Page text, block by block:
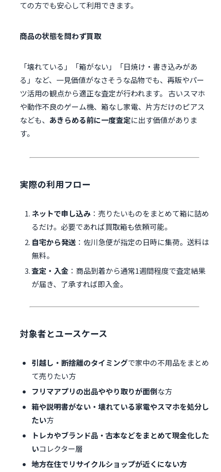
ての方でも安心して利用できます。
商品の状態を問わず買取
「壊れている」「箱がない」「日焼け・書き込みがあ
る」など、一見価値がなさそうな品物でも、再販やパー
ツ活用の観点から適正な査定が行われます。 古いスマホ
や動作不良のゲーム機、箱なし家電、片方だけのピアス
なども、 あきらめる前に一度査定に出す価値がありま
す。
実際の利用フロー
ネットで申し込み ：売りたいものをまとめて箱に詰め
るだけ。必要であれば買取箱も依頼可能。
自宅から発送 ：佐川急便が指定の日時に集荷。送料は
無料。
査定・入金 ：商品到着から通常1週間程度で査定結果
が届き、了承すれば即入金。
対象者とユースケース
引越し・断捨離のタイミングで家中の不用品をまとめ
て売りたい方
フリマアプリの出品ややり取りが面倒な方
箱や説明書がない・壊れている家電やスマホを処分し
たい方
トレカやブランド品・古本などをまとめて現金化した
いコレクター層
地方在住でリサイクルショップが近くにない方